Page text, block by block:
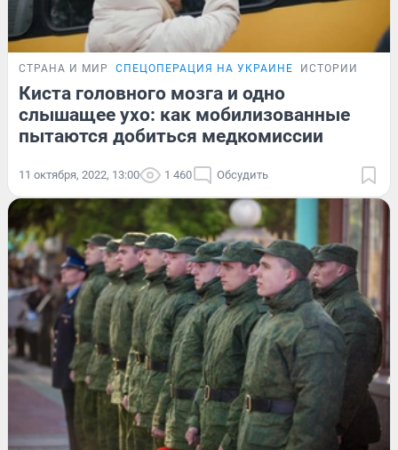
СТРАНА И МИР СПЕЦОПЕРАЦИЯ НА УКРАИНЕ ИСТОРИИ
Киста головного мозга и одно
слышащее ухо: как мобилизованные
пытаются добиться медкомиссии
11 октября, 2022, 13:00 1 460 Обсудить